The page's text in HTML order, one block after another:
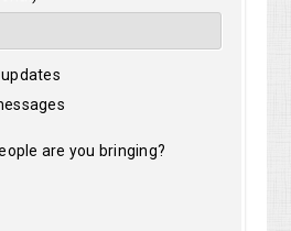
are you bringing?